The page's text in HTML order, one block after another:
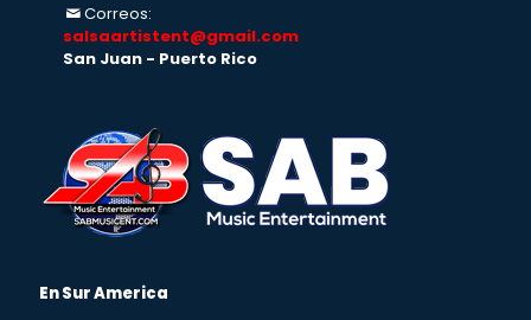
Correos:
salsaartistent@gmail.com
San Juan - Puerto Rico
En Sur America